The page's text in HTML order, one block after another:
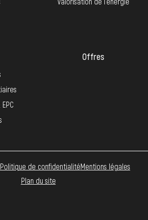
Offres
Politique de confidentialitéMentions légales
Plan du site